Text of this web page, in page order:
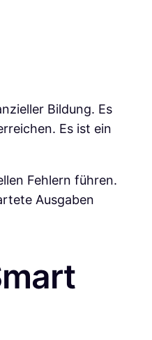
Bildung. Es
Es ist ein
Fehlern führen.
Ausgaben